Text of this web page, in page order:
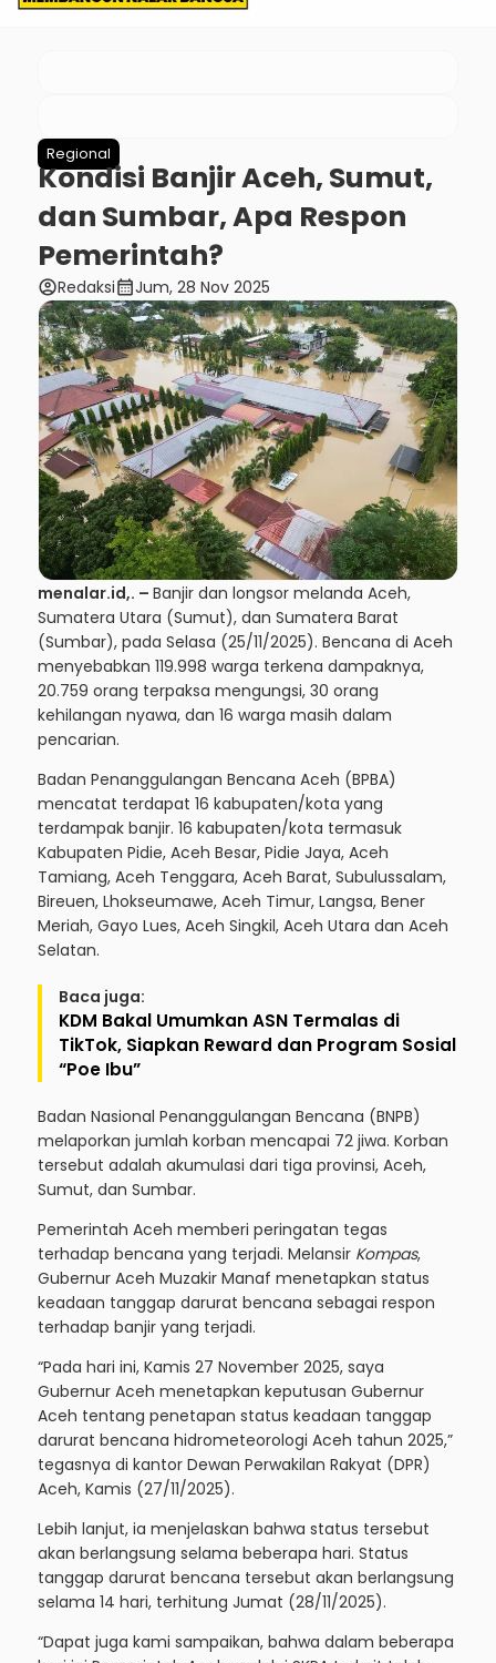
Regional
Kondisi Banjir Aceh, Sumut,
dan Sumbar, Apa Respon
Pemerintah?
account_circleRedaksicalendar_monthJum, 28 Nov 2025
menalar.id,. – Banjir dan longsor melanda Aceh,
Sumatera Utara (Sumut), dan Sumatera Barat
(Sumbar), pada Selasa (25/11/2025). Bencana di Aceh
menyebabkan 119.998 warga terkena dampaknya,
20.759 orang terpaksa mengungsi, 30 orang
kehilangan nyawa, dan 16 warga masih dalam
pencarian.
Badan Penanggulangan Bencana Aceh (BPBA)
mencatat terdapat 16 kabupaten/kota yang
terdampak banjir. 16 kabupaten/kota termasuk
Kabupaten Pidie, Aceh Besar, Pidie Jaya, Aceh
Tamiang, Aceh Tenggara, Aceh Barat, Subulussalam,
Bireuen, Lhokseumawe, Aceh Timur, Langsa, Bener
Meriah, Gayo Lues, Aceh Singkil, Aceh Utara dan Aceh
Selatan.
Baca juga:
KDM Bakal Umumkan ASN Termalas di
TikTok, Siapkan Reward dan Program Sosial
“Poe Ibu”
Badan Nasional Penanggulangan Bencana (BNPB)
melaporkan jumlah korban mencapai 72 jiwa. Korban
tersebut adalah akumulasi dari tiga provinsi, Aceh,
Sumut, dan Sumbar.
Pemerintah Aceh memberi peringatan tegas
terhadap bencana yang terjadi. Melansir Kompas,
Gubernur Aceh Muzakir Manaf menetapkan status
keadaan tanggap darurat bencana sebagai respon
terhadap banjir yang terjadi.
“Pada hari ini, Kamis 27 November 2025, saya
Gubernur Aceh menetapkan keputusan Gubernur
Aceh tentang penetapan status keadaan tanggap
darurat bencana hidrometeorologi Aceh tahun 2025,”
tegasnya di kantor Dewan Perwakilan Rakyat (DPR)
Aceh, Kamis (27/11/2025).
Lebih lanjut, ia menjelaskan bahwa status tersebut
akan berlangsung selama beberapa hari. Status
tanggap darurat bencana tersebut akan berlangsung
selama 14 hari, terhitung Jumat (28/11/2025).
“Dapat juga kami sampaikan, bahwa dalam beberapa